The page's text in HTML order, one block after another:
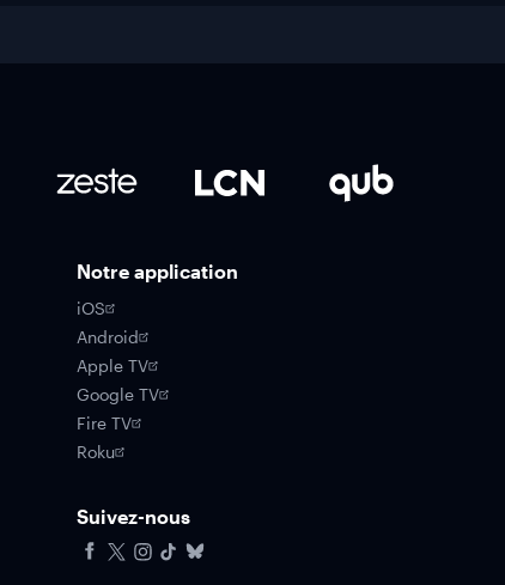
Notre application
iOS
Android
Apple TV
Google TV
Fire TV
Roku
Suivez-nous